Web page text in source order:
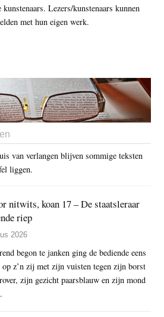
kunstenaars. Lezers/kunstenaars kunnen
met hun eigen werk.
van verlangen blijven sommige teksten
liggen.
nitwits, koan 17 – De staatsleraar
riep
2026
begon te janken ging de bediende eens
z’n zij met zijn vuisten tegen zijn borst
zijn gezicht paarsblauw en zijn mond